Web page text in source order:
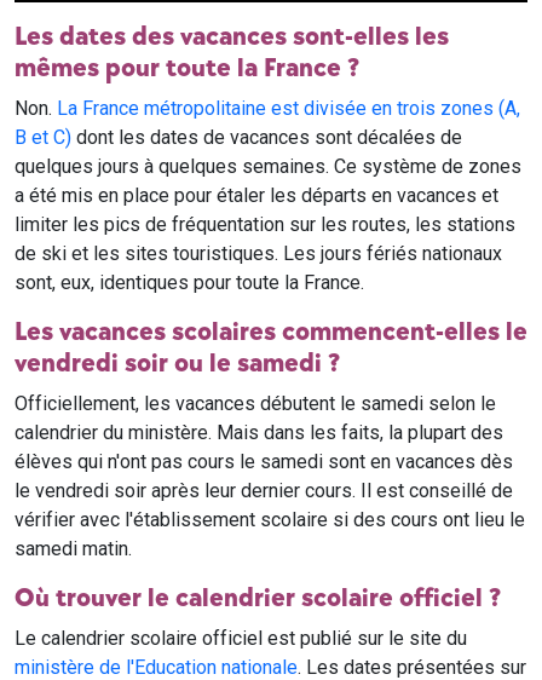
Les dates des vacances sont-elles les
mêmes pour toute la France ?
Non. La France métropolitaine est divisée en trois zones (A,
B et C) dont les dates de vacances sont décalées de
quelques jours à quelques semaines. Ce système de zones
a été mis en place pour étaler les départs en vacances et
limiter les pics de fréquentation sur les routes, les stations
de ski et les sites touristiques. Les jours fériés nationaux
sont, eux, identiques pour toute la France.
Les vacances scolaires commencent-elles le
vendredi soir ou le samedi ?
Officiellement, les vacances débutent le samedi selon le
calendrier du ministère. Mais dans les faits, la plupart des
élèves qui n'ont pas cours le samedi sont en vacances dès
le vendredi soir après leur dernier cours. Il est conseillé de
vérifier avec l'établissement scolaire si des cours ont lieu le
samedi matin.
Où trouver le calendrier scolaire officiel ?
Le calendrier scolaire officiel est publié sur le site du
ministère de l'Education nationale. Les dates présentées sur